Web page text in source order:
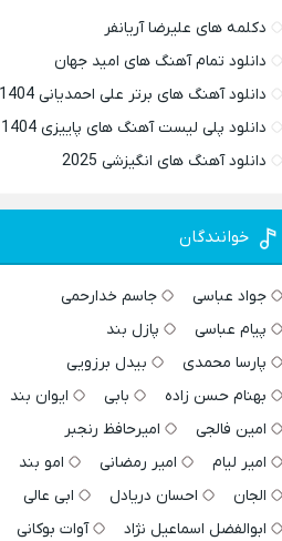
دکلمه های علیرضا آریانفر
دانلود تمام آهنگ های امید جهان
دانلود آهنگ های برتر علی احمدیانی 1404
دانلود پلی لیست آهنگ های پاییزی 1404
دانلود آهنگ های انگیزشی 2025
خوانندگان
جواد عباسی
جاسم خدارحمی
پیام عباسی
پازل بند
پارسا محمدی
بیدل برزویی
بهنام حسن زاده
بابی
ایوان بند
امین فالجی
امیرحافظ رنجبر
امیر لیام
امیر رمضانی
امو بند
الجان
احسان دریادل
ابی عالی
ابوالفضل اسماعیل نژاد
آوات بوکانی